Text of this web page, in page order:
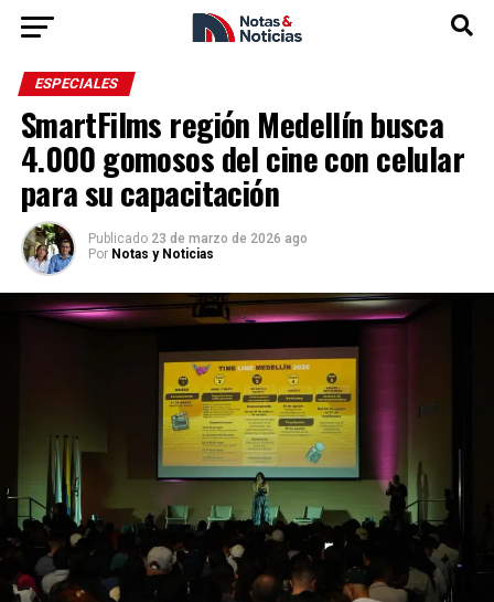
ESPECIALES
SmartFilms región Medellín busca
4.000 gomosos del cine con celular
para su capacitación
Publicado 23 de marzo de 2026 ago
Por Notas y Noticias